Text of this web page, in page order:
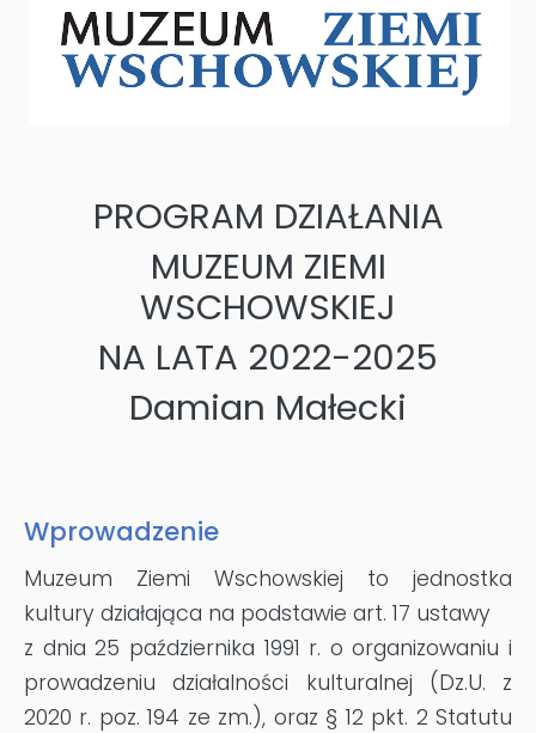
PROGRAM DZIAŁANIA
MUZEUM ZIEMI
WSCHOWSKIEJ
NA LATA 2022-2025
Damian Małecki
Wprowadzenie
Muzeum Ziemi Wschowskiej to jednostka
kultury działająca na podstawie art. 17 ustawy
z dnia 25 października 1991 r. o organizowaniu i
prowadzeniu działalności kulturalnej (Dz.U. z
2020 r. poz. 194 ze zm.), oraz § 12 pkt. 2 Statutu